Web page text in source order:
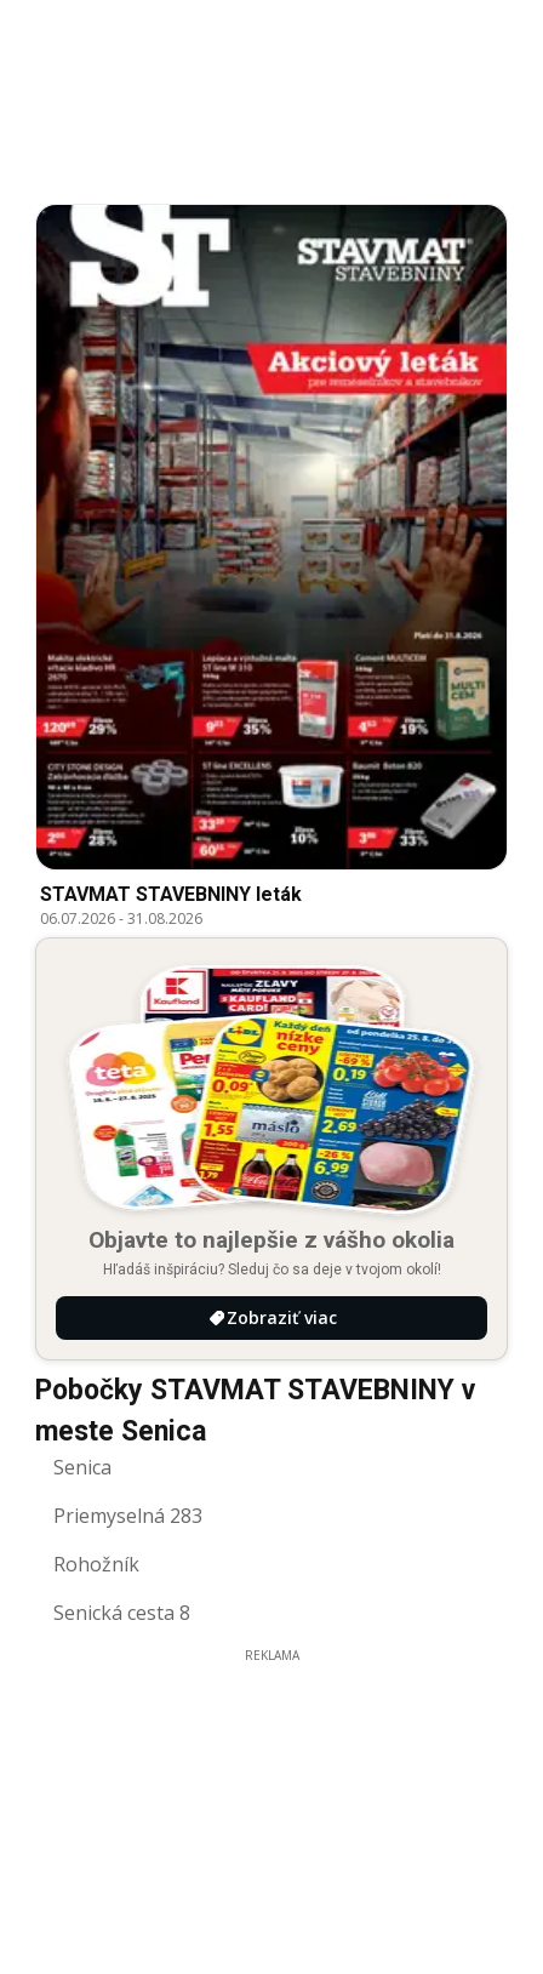
STAVMAT STAVEBNINY leták
06.07.2026-31.08.2026
Objavte to najlepšie z vášho okolia
Hľadáš inšpiráciu? Sleduj čo sa deje v tvojom okolí!
Zobraziť viac
Pobočky STAVMAT STAVEBNINY v
meste Senica
Senica
Priemyselná 283
Rohožník
Senická cesta 8
REKLAMA